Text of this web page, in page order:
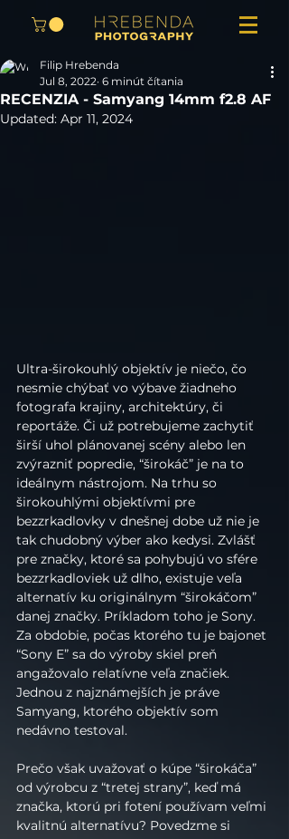
RECENZIA - Samyang 14mm f2.8 AF
Filip Hrebenda
Jul 8, 2022 6 minút čítania
Updated: Apr 11, 2024
Ultra-širokouhlý objektív je niečo, čo
nesmie chýbať vo výbave žiadneho
fotografa krajiny, architektúry, či
reportáže. Či už potrebujeme zachytiť
širší uhol plánovanej scény alebo len
zvýrazniť popredie, “širokáč” je na to
ideálnym nástrojom. Na trhu so
širokouhlými objektívmi pre
bezzrkadlovky v dnešnej dobe už nie je
tak chudobný výber ako kedysi. Zvlášť
pre značky, ktoré sa pohybujú vo sfére
bezzrkadloviek už dlho, existuje veľa
alternatív ku originálnym “širokáčom”
danej značky. Príkladom toho je Sony.
Za obdobie, počas ktorého tu je bajonet
“Sony E” sa do výroby skiel preň
angažovalo relatívne veľa značiek.
Jednou z najznámejších je práve
Samyang, ktorého objektív som
nedávno testoval.
Prečo však uvažovať o kúpe “širokáča”
od výrobcu z “tretej strany”, keď má
značka, ktorú pri fotení používam veľmi
kvalitnú alternatívu? Povedzme si